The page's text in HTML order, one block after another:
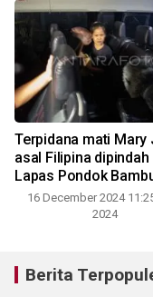
Terpidana mati Mary
asal Filipina dipindah
Lapas Pondok
16 December 2024
2024
Berita